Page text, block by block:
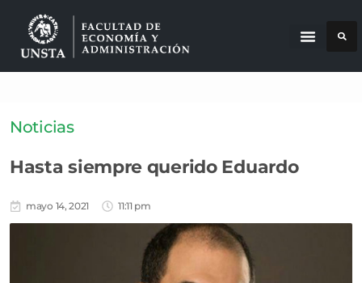
Noticias
Hasta siempre querido Eduardo
mayo 14, 2021 11:11 pm